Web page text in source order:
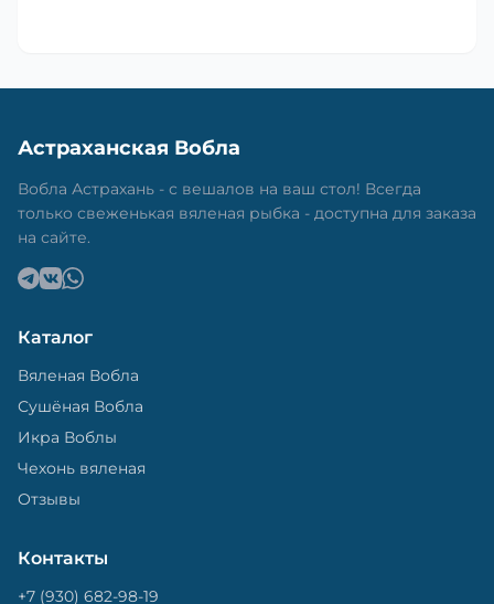
Астраханская Вобла
Вобла Астрахань - с вешалов на ваш стол! Всегда
только свеженькая вяленая рыбка - доступна для заказа
на сайте.
Каталог
Вяленая Вобла
Сушёная Вобла
Икра Воблы
Чехонь вяленая
Отзывы
Контакты
+7 (930) 682-98-19